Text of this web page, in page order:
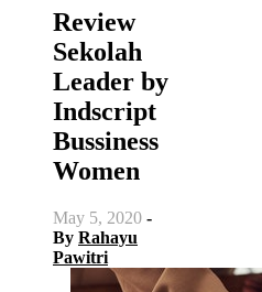
Review
Sekolah
Leader by
Indscript
Bussiness
Women
May 5, 2020 -
By Rahayu
Pawitri